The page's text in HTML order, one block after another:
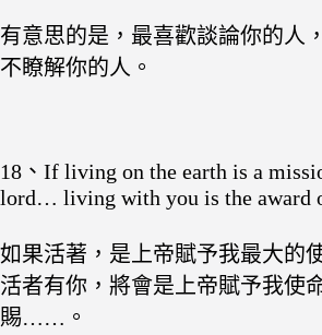
有意思的是，最喜歡談論你的人
不瞭解你的人。
18、If living on the earth is a
lord… living with you is the award
如果活著，是上帝賦予我最大的
活者有你，將會是上帝賦予我使
賜……。